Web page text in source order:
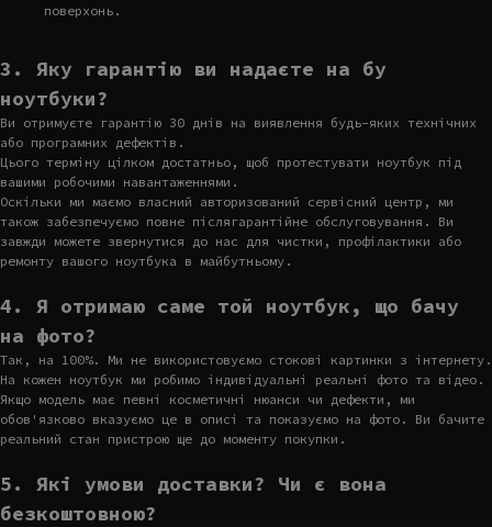
поверхонь.
3. Яку гарантію ви надаєте на бу
ноутбуки?
Ви отримуєте гарантію 30 днів на виявлення будь-яких технічних
або програмних дефектів.
Цього терміну цілком достатньо, щоб протестувати ноутбук під
вашими робочими навантаженнями.
Оскільки ми маємо власний авторизований сервісний центр, ми
також забезпечуємо повне післягарантійне обслуговування. Ви
завжди можете звернутися до нас для чистки, профілактики або
ремонту вашого ноутбука в майбутньому.
4. Я отримаю саме той ноутбук, що бачу
на фото?
Так, на 100%. Ми не використовуємо стокові картинки з інтернету.
На кожен ноутбук ми робимо індивідуальні реальні фото та відео.
Якщо модель має певні косметичні нюанси чи дефекти, ми
обов'язково вказуємо це в описі та показуємо на фото. Ви бачите
реальний стан пристрою ще до моменту покупки.
5. Які умови доставки? Чи є вона
безкоштовною?